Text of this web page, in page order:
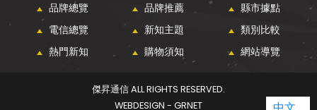
品牌總覽 品牌推薦
縣市據點
電信總覽
新知主題
類別比較
熱門新知
購物須知 網站導覽
傑昇通信 ALL RIGHTS RESERVED.
WEBDESIGN - GRNET